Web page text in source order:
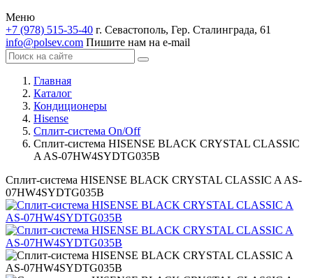
Меню
+7 (978) 515-35-40 г. Севастополь, Гер. Сталинграда, 61
info@polsev.com Пишите нам на e-mail
Главная
Каталог
Кондиционеры
Hisense
Сплит-система On/Off
Сплит-система HISENSE BLACK CRYSTAL CLASSIC
A AS-07HW4SYDTG035В
Сплит-система HISENSE BLACK CRYSTAL CLASSIC A AS-
07HW4SYDTG035В